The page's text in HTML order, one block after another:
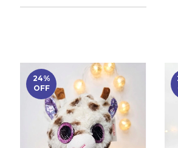
24%
OFF